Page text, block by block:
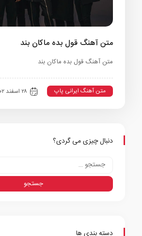
متن آهنگ قول بده ماکان بند
متن آهنگ قول بده ماکان بند
متن آهنگ ایرانی پاپ ۲۸ اسفند ۱۴۰۲
دنبال چیزی می گردی؟